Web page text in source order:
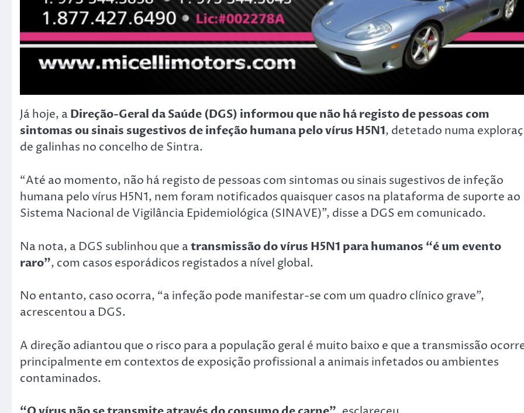
Já hoje, a Direção-Geral da Saúde (DGS) informou que não há registo de pessoas com
sintomas ou sinais sugestivos de infeção humana pelo vírus H5N1, detetado numa
de galinhas no concelho de Sintra.
“Até ao momento, não há registo de pessoas com sintomas ou sinais sugestivos de infeção
humana pelo vírus H5N1, nem foram notificados quaisquer casos na plataforma de suporte ao
Sistema Nacional de Vigilância Epidemiológica (SINAVE)”, disse a DGS em comunicado.
Na nota, a DGS sublinhou que atransmissão do vírus H5N1 para humanos “é um evento
raro”, com casos esporádicos registados a nível global.
No entanto, caso ocorra, “a infeção pode manifestar-se com um quadro clínico grave”,
acrescentou a DGS.
A direção adiantou que o risco para a população geral é muito baixo e que a transmissão
principalmente em contextos de exposição profissional a animais infetados ou ambientes
contaminados.